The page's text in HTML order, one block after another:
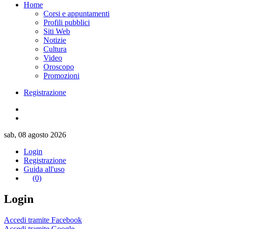
Home
Corsi e appuntamenti
Profili pubblici
Siti Web
Notizie
Cultura
Video
Oroscopo
Promozioni
Registrazione
sab, 08 agosto 2026
Login
Registrazione
Guida all'uso
(0)
Login
Accedi tramite Facebook